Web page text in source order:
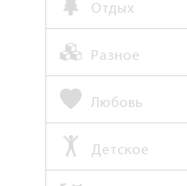
Отдых
Разное
Любовь
Детское